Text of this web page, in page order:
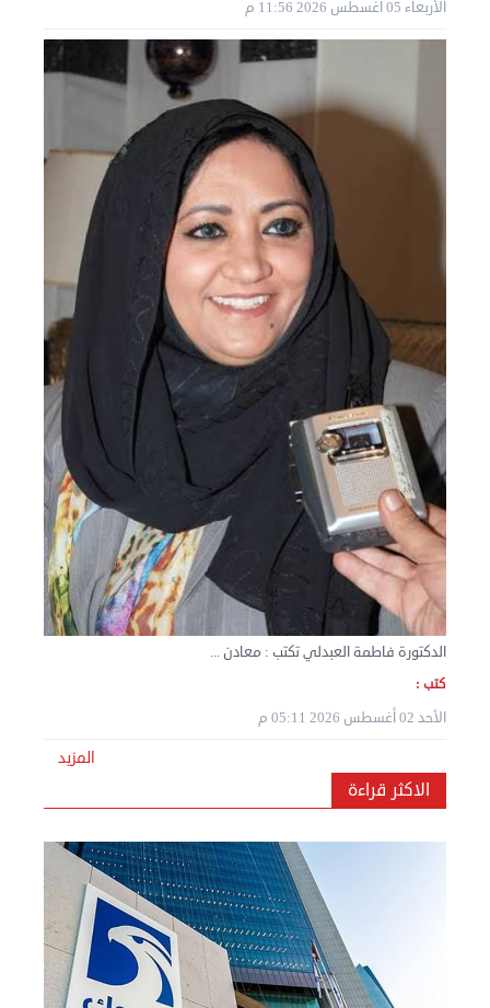
نقل عفش الكويت 50636444 فك وتركيب ايكيا محلي ...
نقل عفش المنطقه العاشره 50636444 فك وتركيب ...
الإثنين 02 سبتمبر 2024 05:02 م
نقل عفش المنطقه العاشره 50636444 فك وتركيب ...
الأربعاء 05 أغسطس 2026 11:56 م
الدكتورة فاطمة العبدلي تكتب : معادن ...
كتب :
الأحد 02 أغسطس 2026 05:11 م
المزيد
الاكثر قراءة